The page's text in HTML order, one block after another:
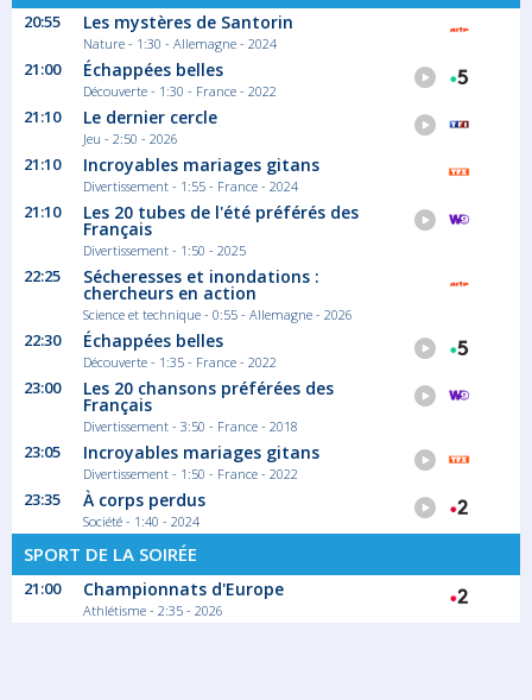
01:15
Météo
01:20
Fort Boyard
Au programme de cette saison, de
nouvelles...
Divertissement
03:30
Affaire conclue
Dans «Affaire conclue», Julia Vignali
accueille...
Magazine Société
20:55 Les mystères de Santorin
Nature - 1:30 - Allemagne - 2024
21:00 Échappées belles
Découverte - 1:30 - France - 2022
21:10 Le dernier cercle
Jeu - 2:50 - 2026
21:10 Incroyables mariages gitans
Divertissement - 1:55 - France - 2024
21:10 Les 20 tubes de l'été préférés des
Français
Divertissement - 1:50 - 2025
22:25 Sécheresses et inondations :
chercheurs en action
Science et technique - 0:55 - Allemagne - 2026
22:30 Échappées belles
Découverte - 1:35 - France - 2022
23:00 Les 20 chansons préférées des
Français
Divertissement - 3:50 - France - 2018
23:05 Incroyables mariages gitans
Divertissement - 1:50 - France - 2022
23:35 À corps perdus
Société - 1:40 - 2024
SPORT DE LA SOIRÉE
21:00 Championnats d'Europe
Athlétisme - 2:35 - 2026